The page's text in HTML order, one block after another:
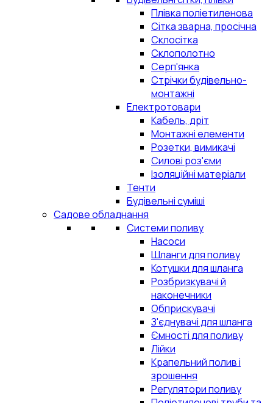
Плівка поліетиленова
Сітка зварна, просічна
Склосітка
Склополотно
Серп'янка
Стрічки будівельно-
монтажні
Електротовари
Кабель, дріт
Монтажні елементи
Розетки, вимикачі
Силові роз'єми
Ізоляційні матеріали
Тенти
Будівельні суміші
Садове обладнання
Системи поливу
Насоси
Шланги для поливу
Котушки для шланга
Розбризкувачі й
наконечники
Обприскувачі
З'єднувачі для шланга
Ємності для поливу
Лійки
Крапельний полив і
зрошення
Регулятори поливу